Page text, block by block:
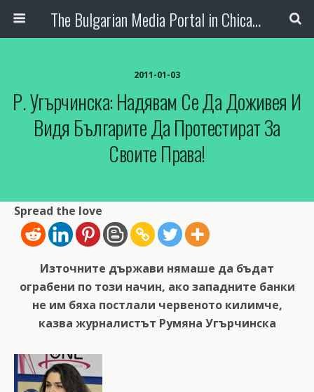
The Bulgarian Media Portal in Chicago
2011-01-03
Р. Угърчинска: Надявам Се Да Доживея И
Видя Българите Да Протестират За
Своите Права!
Spread the love
Източните държави нямаше да бъдат
ограбени по този начин, ако западните банки
не им бяха постлали червеното килимче,
казва журналистът Румяна Угърчинска